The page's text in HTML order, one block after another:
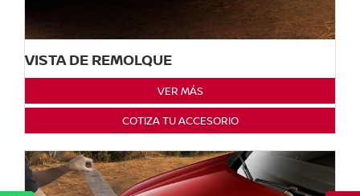
VISTA DE REMOLQUE
VER MÁS
COTIZA TU ACCESORIO